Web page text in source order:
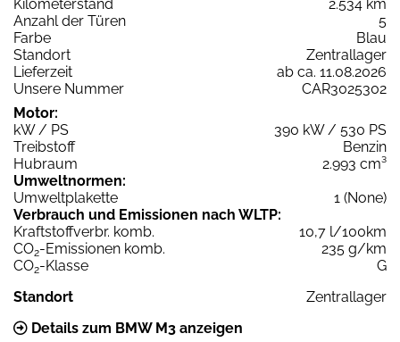
Kilometerstand
2.534 km
Anzahl der Türen
5
Farbe
Blau
Standort
Zentrallager
Lieferzeit
ab ca. 11.08.2026
Unsere Nummer
CAR3025302
Motor:
kW / PS
390 kW / 530 PS
Treibstoff
Benzin
Hubraum
2.993 cm³
Umweltnormen:
Umweltplakette
1 (None)
Verbrauch und Emissionen nach WLTP:
Kraftstoffverbr. komb.
10,7 l/100km
CO2-Emissionen komb.
235 g/km
CO2-Klasse
G
Standort
Zentrallager
Details zum BMW M3 anzeigen